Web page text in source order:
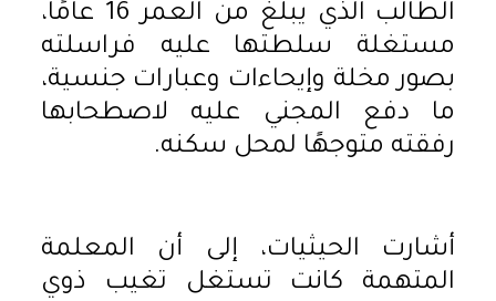
الطالب الذي يبلغ من العمر 16 عامًا،
مستغلة سلطتها عليه فراسلته
بصور مخلة وإيحاءات وعبارات جنسية،
ما دفع المجني عليه لاصطحابها
رفقته متوجهًا لمحل سكنه.
أشارت الحيثيات، إلى أن المعلمة
المتهمة كانت تستغل تغيب ذوي